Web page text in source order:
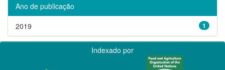
Ano de publicação
1
2019
Indexado por